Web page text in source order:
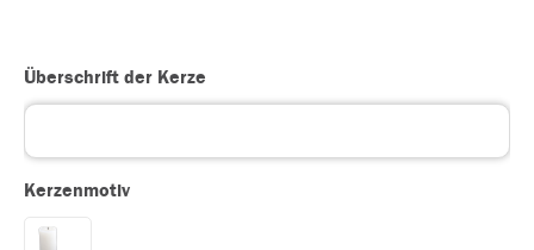
Überschrift der Kerze
Kerzenmotiv